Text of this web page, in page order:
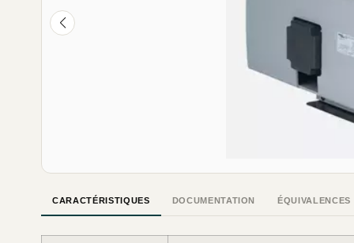
CARACTÉRISTIQUES DOCUMENTATION ÉQUIVALENCES